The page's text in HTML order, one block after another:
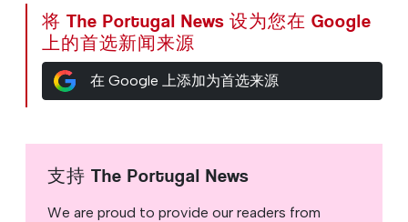
将 The Portugal News 设为您在 Google
上的首选新闻来源
在 Google 上添加为首选来源
支持 The Portugal News
We are proud to provide our readers from